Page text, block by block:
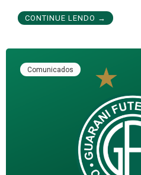
CONTINUE LENDO →
Comunicados